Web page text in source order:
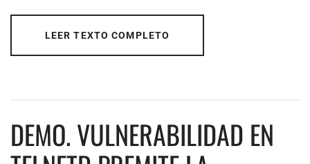
LEER TEXTO COMPLETO
DEMO. VULNERABILIDAD EN